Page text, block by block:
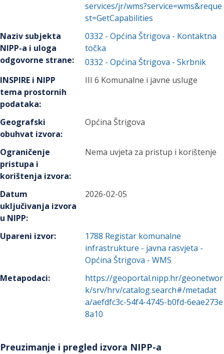
services/jr/wms?service=wms&reque
st=GetCapabilities
Naziv subjekta
NIPP-a i uloga
odgovorne strane:
0332 -Općina Štrigova - Kontaktna
točka
0332 -Općina Štrigova - Skrbnik
INSPIRE i NIPP
tema prostornih
podataka:
III 6 Komunalne i javne usluge
Geografski
obuhvat izvora:
Općina Štrigova
Ograničenje
pristupa i
korištenja izvora:
Nema uvjeta za pristup i korištenje
Datum
uključivanja izvora
u NIPP:
2026-02-05
Upareni izvor: 1788 Registar komunalne
infrastrukture - javna rasvjeta -
Općina Štrigova - WMS
Metapodaci:
https://geoportal.nipp.hr/geonetwor
k/srv/hrv/catalog.search#/metadat
a/aefdfc3c-54f4-4745-b0fd-6eae273e
8a10
Preuzimanje i pregled izvora NIPP-a